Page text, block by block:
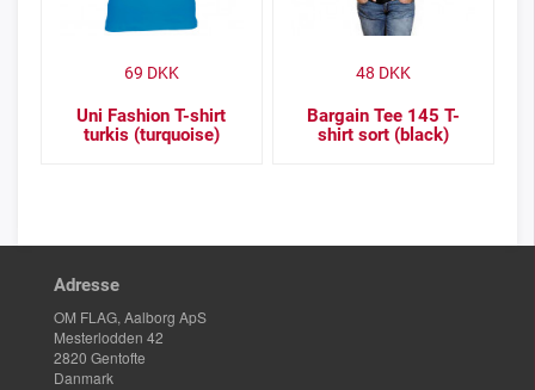
Uni Fashion T-shirt
turkis (turquoise)
69 DKK
Bargain Tee 145 T-
shirt sort (black)
48 DKK
Adresse
OM FLAG, Aalborg ApS
Mesterlodden 42
2820 Gentofte
Danmark